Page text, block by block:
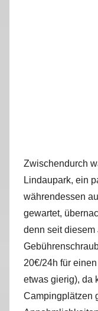
Zwischendurch
Lindaupark, ein
währendessen
gewartet,
denn seit diesem
20€/24h für
etwas gierig), da
Campingplätzen